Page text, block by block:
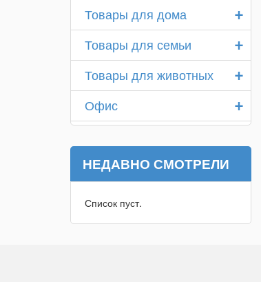
+
Товары для дома
+
Товары для семьи
+
Товары для животных
+
Офис
НЕДАВНО СМОТРЕЛИ
Список пуст.